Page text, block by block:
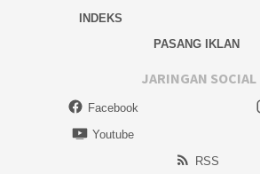
INDEKS
PASANG IKLAN
JARINGAN SOCIAL
Facebook
Youtube
RSS